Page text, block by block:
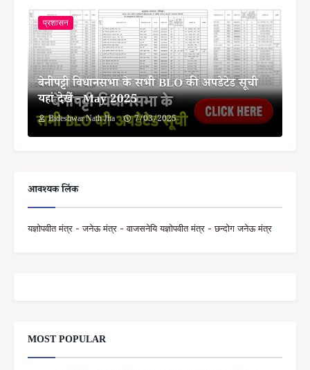
प्रशासन
बेनीपट्टी विधानसभा के सभी BLO की अपडेटेड सूची
यहां देखें - May 2025
Bideshwar Nath Jha 7/03/2025
आवश्यक लिंक
यज्ञोपवीत मंत्र - जनेऊ मंत्र - वाजसनेयि यज्ञोपवीत मंत्र - छन्दोग जनेऊ मंत्र
MOST POPULAR